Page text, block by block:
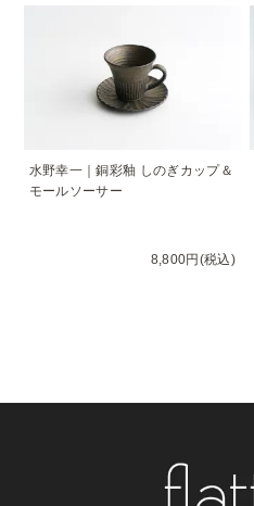
水野幸一｜銅彩釉 しのぎカップ＆
モールソーサー
8,800円(税込)